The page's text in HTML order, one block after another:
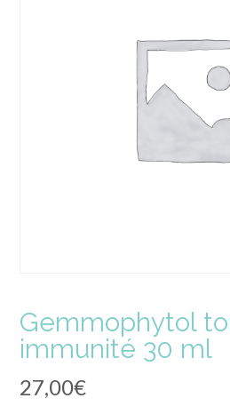
Gemmophytol
immunité 30 ml
27,00€